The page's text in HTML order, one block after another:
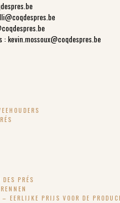
: kevin.mossoux@coqdespres.be
PRÉS
EERLIJKE PRIJS VOOR DE